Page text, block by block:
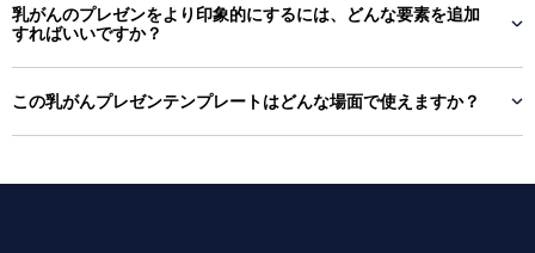
乳がんのプレゼンをより印象的にするには、どんな要素を追加
すればいいですか？
この乳がんプレゼンテンプレートはどんな場面で使えますか？